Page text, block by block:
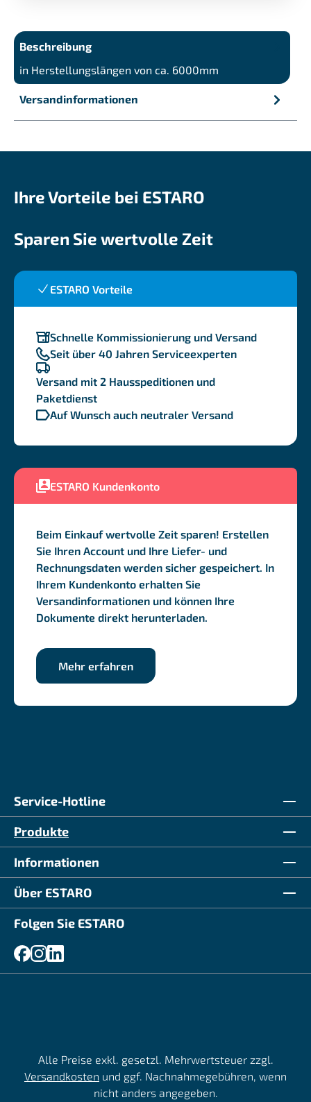
Beschreibung
in Herstellungslängen von ca. 6000mm
Versandinformationen
Ihre Vorteile bei ESTARO
ESTARO Vorteile
Schnelle Kommissionierung und Versand
Seit über 40 Jahren Serviceexperten
Versand mit 2 Hausspeditionen und
Paketdienst
Auf Wunsch auch neutraler Versand
Sparen Sie wertvolle Zeit
ESTARO Kundenkonto
Beim Einkauf wertvolle Zeit sparen! Erstellen
Sie Ihren Account und Ihre Liefer- und
Rechnungsdaten werden sicher gespeichert. In
Ihrem Kundenkonto erhalten Sie
Versandinformationen und können Ihre
Dokumente direkt herunterladen.
Mehr erfahren
Service-Hotline
Produkte
Informationen
Über ESTARO
Folgen Sie ESTARO
Alle Preise exkl. gesetzl. Mehrwertsteuer zzgl.
Versandkosten und ggf. Nachnahmegebühren, wenn
nicht anders angegeben.